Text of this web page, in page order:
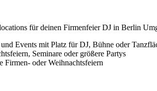
für deinen Firmenfeier DJ in Berlin
Events mit Platz für DJ, Bühne oder
Seminare oder größere Partys
oder Weihnachtsfeiern